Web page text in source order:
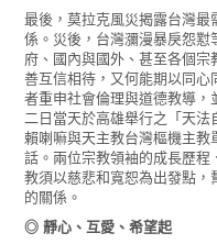
最後，莫拉克風災揭露台灣
係。災後，台灣瀰漫暴戾怨
府、國內與國外、甚至各個
善互信相待，又何能期以同
者重申社會倫理與道德教導
二日當天於高雄舉行之「天
賴喇嘛與天主教台灣樞機主
話。兩位宗教領袖的成長歷
教須以慈悲和寬恕為出發點
的關係。
◎ 靜心、互愛、希望起